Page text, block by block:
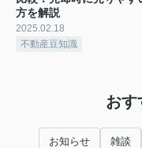
方を解説
2025.02.18
不動産豆知識
おす
お知らせ 雑談